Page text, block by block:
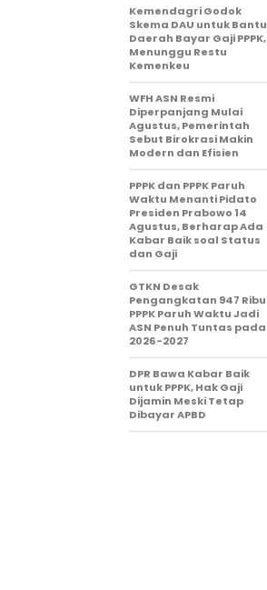
Kemendagri Godok
Skema DAU untuk Bantu
Daerah Bayar Gaji PPPK,
Menunggu Restu
Kemenkeu
WFH ASN Resmi
Diperpanjang Mulai
Agustus, Pemerintah
Sebut Birokrasi Makin
Modern dan Efisien
PPPK dan PPPK Paruh
Waktu Menanti Pidato
Presiden Prabowo 14
Agustus, Berharap Ada
Kabar Baik soal Status
dan Gaji
GTKN Desak
Pengangkatan 947 Ribu
PPPK Paruh Waktu Jadi
ASN Penuh Tuntas pada
2026-2027
DPR Bawa Kabar Baik
untuk PPPK, Hak Gaji
Dijamin Meski Tetap
Dibayar APBD